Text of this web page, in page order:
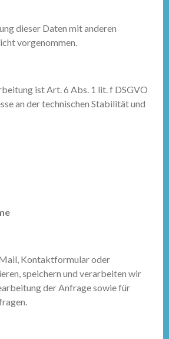
dieser Daten mit anderen
vorgenommen.
ist Art. 6 Abs. 1 lit. f DSGVO
an der technischen Stabilität und
Kontaktformular oder
speichern und verarbeiten wir
der Anfrage sowie für